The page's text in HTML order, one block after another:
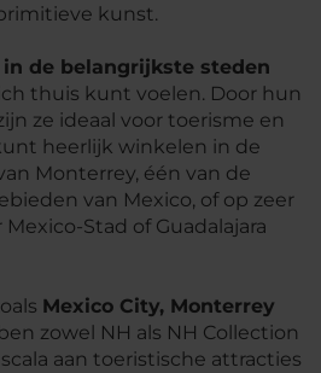
kunst.
in de belangrijkste steden
thuis kunt voelen. Door hun
ze ideaal voor toerisme en
heerlijk winkelen in de
Monterrey, één van de
van Mexico, of op zeer
Stad of Guadalajara
Mexico City, Monterrey
zowel NH als NH Collection
aan toeristische attracties